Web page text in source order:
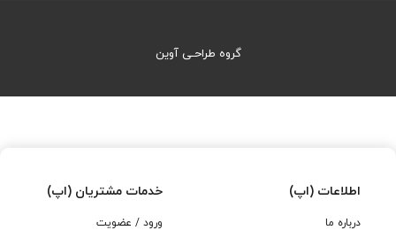
گروه طراحـی آوین
اطلاعات (اپ)
درباره ما
خدمات مشتریان (اپ)
ورود / عضویت